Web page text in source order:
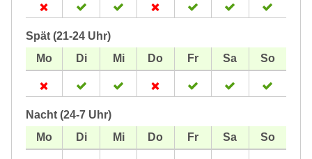
Spät (21-24 Uhr)
Nacht (24-7 Uhr)